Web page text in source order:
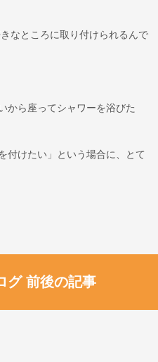
なところに取り付けられるんで
から座ってシャワーを浴びた
付けたい」という場合に、とて
グ 前後の記事